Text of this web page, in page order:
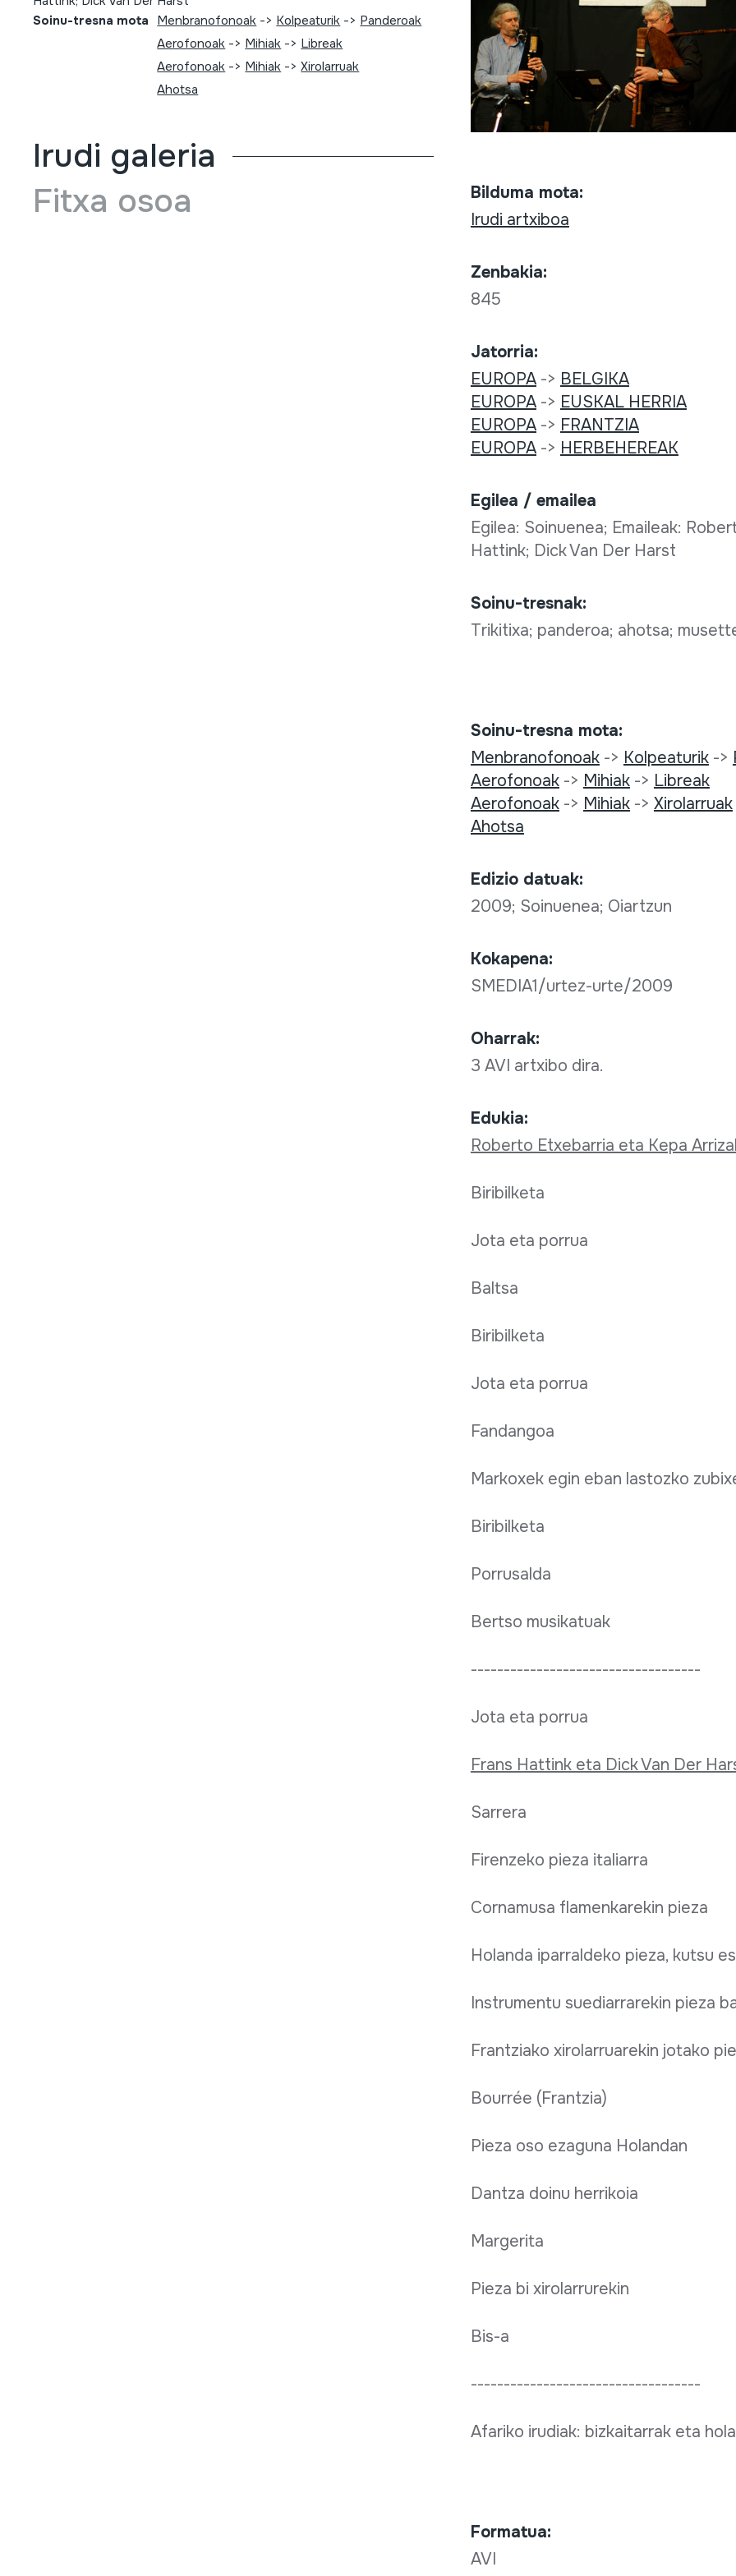
Soinu-tresna mota Menbranofonoak -> Kolpeaturik -> Panderoak
Aerofonoak -> Mihiak -> Libreak
Aerofonoak -> Mihiak ->Xirolarruak
Ahotsa
Irudi galeria
Fitxa osoa
Bilduma mota:
Irudi artxiboa
Zenbakia:
845
Jatorria:
EUROPA-> BELGIKA
EUROPA-> EUSKAL HERRIA
EUROPA-> FRANTZIA
EUROPA-> HERBEHEREAK
Egilea / emailea
Egilea: Soinuenea; Emaileak:
Hattink; Dick Van Der Harst
Soinu-tresnak:
Trikitixa; panderoa; ahotsa;
Soinu-tresna mota:
Menbranofonoak-> Kolpeaturik->
Aerofonoak-> Mihiak-> Libreak
Aerofonoak-> Mihiak-> Xirolarruak
Ahotsa
Edizio datuak:
2009; Soinuenea; Oiartzun
Kokapena:
SMEDIA1/urtez-urte/2009
Oharrak:
3 AVI artxibo dira.
Edukia:
Roberto Etxebarria eta Kepa
Biribilketa
Jota eta porrua
Baltsa
Biribilketa
Jota eta porrua
Fandangoa
Markoxek egin eban lastozko
Biribilketa
Porrusalda
Bertso musikatuak
-----------------------------------
Jota eta porrua
Frans Hattink eta Dick Van Der
Sarrera
Firenzeko pieza italiarra
Cornamusa flamenkarekin pieza
Holanda iparraldeko pieza, kutsu
Instrumentu suediarrarekin pieza
Frantziako xirolarruarekin jotako
Bourrée (Frantzia)
Pieza oso ezaguna Holandan
Dantza doinu herrikoia
Margerita
Pieza bi xirolarrurekin
Bis-a
-----------------------------------
Afariko irudiak: bizkaitarrak eta
Formatua:
AVI